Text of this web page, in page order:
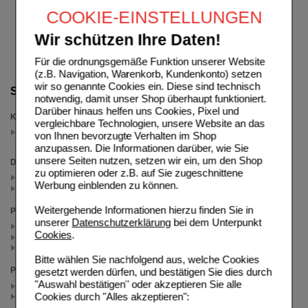
COOKIE-EINSTELLUNGEN
Wir schützen Ihre Daten!
Für die ordnungsgemäße Funktion unserer Website
(z.B. Navigation, Warenkorb, Kundenkonto) setzen
wir so genannte Cookies ein. Diese sind technisch
notwendig, damit unser Shop überhaupt funktioniert.
Darüber hinaus helfen uns Cookies, Pixel und
vergleichbare Technologien, unsere Website an das
von Ihnen bevorzugte Verhalten im Shop
anzupassen. Die Informationen darüber, wie Sie
unsere Seiten nutzen, setzen wir ein, um den Shop
zu optimieren oder z.B. auf Sie zugeschnittene
Werbung einblenden zu können.
Weitergehende Informationen hierzu finden Sie in
unserer Datenschutzerklärungbei dem Unterpunkt
Cookies.
Bitte wählen Sie nachfolgend aus, welche Cookies
gesetzt werden dürfen, und bestätigen Sie dies durch
"Auswahl bestätigen" oder akzeptieren Sie alle
Cookies durch "Alles akzeptieren":
Suche verfeinern
Kategorien
Deslo + Cetirizin
(auswahl entfernen)
Darreichungsform
Filmtabletten (3)
Lösung zum Einnehmen (1)
Packungsgröße
100 St (2)
50 St (1)
Preis
< 7.50 (3)
>= 7.50 (1)